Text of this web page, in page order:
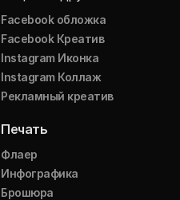
Facebook обложка
Facebook Креатив
Instagram Иконка
Instagram Коллаж
Рекламный креатив
Печать
Флаер
Инфографика
Брошюра